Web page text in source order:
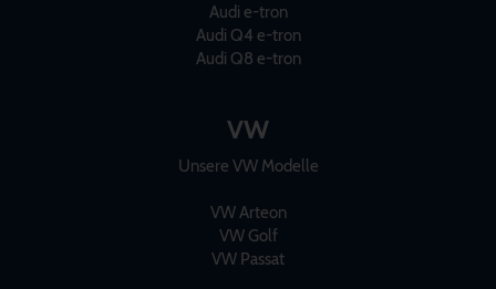
Audi e-tron
Audi Q4 e-tron
Audi Q8 e-tron
VW
Unsere VW Modelle
VW Arteon
VW Golf
VW Passat